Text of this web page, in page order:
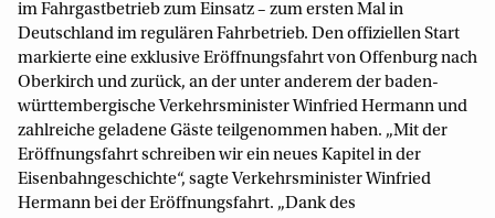
im Fahrgastbetrieb zum Einsatz – zum ersten Mal in
Deutschland im regulären Fahrbetrieb. Den offiziellen Start
markierte eine exklusive Eröffnungsfahrt von Offenburg nach
Oberkirch und zurück, an der unter anderem der baden-
württembergische Verkehrsminister Winfried Hermann und
zahlreiche geladene Gäste teilgenommen haben. „Mit der
Eröffnungsfahrt schreiben wir ein neues Kapitel in der
Eisenbahngeschichte“, sagte Verkehrsminister Winfried
Hermann bei der Eröffnungsfahrt. „Dank des